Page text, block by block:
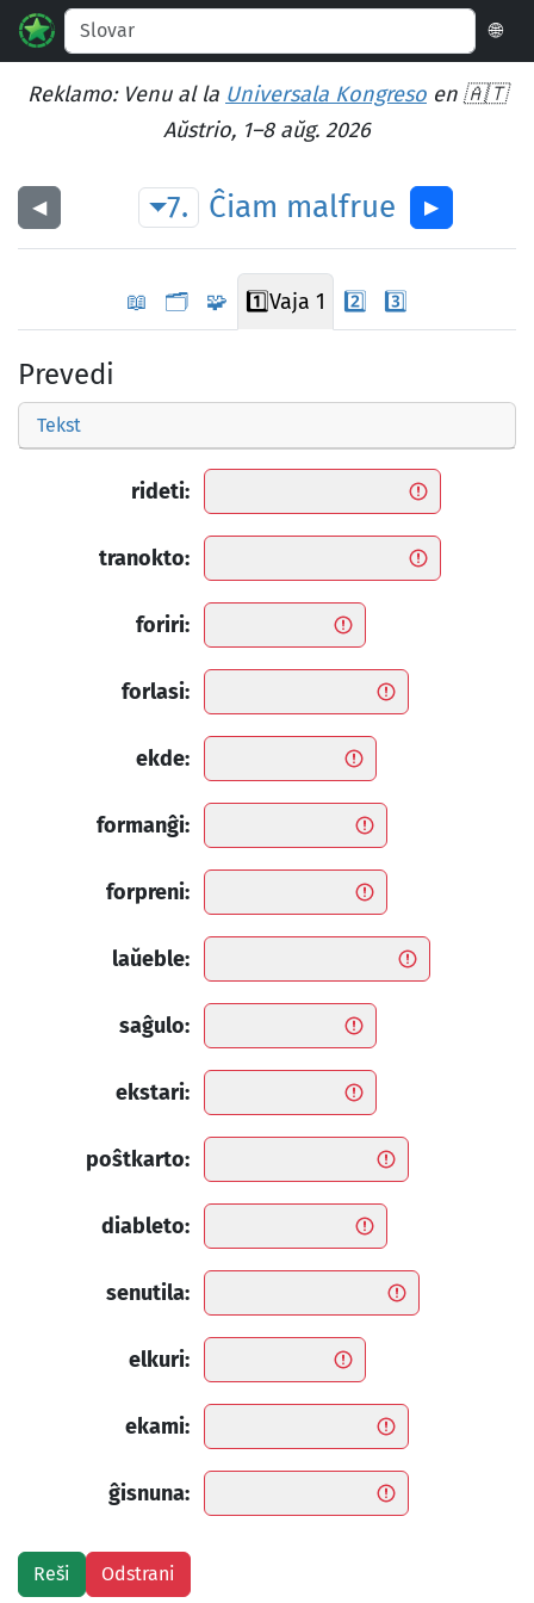
🌐
Reklamo: Venu al la Universala Kongreso en 🇦🇹
Aŭstrio, 1–8 aŭg. 2026
◀︎ 7. Ĉiam malfrue ▶︎
📖 🗂️ 🧩 1️⃣Vaja 1 2️⃣ 3️⃣
Prevedi
Tekst
rideti:
tranokto:
foriri:
forlasi:
ekde:
formanĝi:
forpreni:
laŭeble:
saĝulo:
ekstari:
poŝtkarto:
diableto:
senutila:
elkuri:
ekami:
ĝisnuna: